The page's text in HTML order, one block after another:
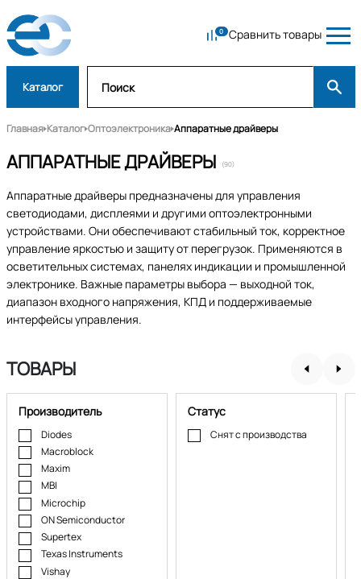
Сравнить товары
Каталог
Главная Каталог Оптоэлектроника Аппаратные драйверы
АППАРАТНЫЕ ДРАЙВЕРЫ (90)
Аппаратные драйверы предназначены для управления
светодиодами, дисплеями и другими оптоэлектронными
устройствами. Они обеспечивают стабильный ток, корректное
управление яркостью и защиту от перегрузок. Применяются в
осветительных системах, панелях индикации и промышленной
электронике. Важные параметры выбора — выходной ток,
диапазон входного напряжения, КПД и поддерживаемые
интерфейсы управления.
ТОВАРЫ
Производитель
Diodes
Macroblock
Maxim
MBI
Microchip
ON Semiconductor
Supertex
Texas Instruments
Vishay
Статус
Снят с производства